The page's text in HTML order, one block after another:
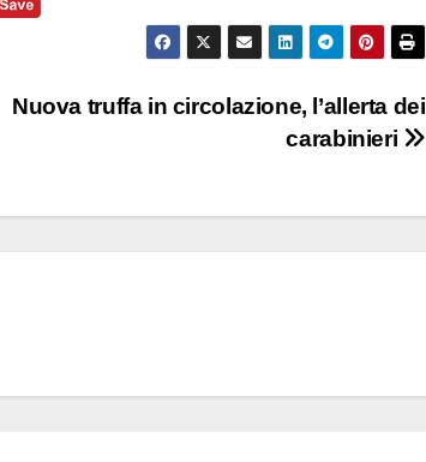
Nuova truffa in circolazione, l’allerta dei
carabinieri